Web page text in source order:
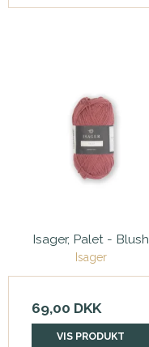
Isager, Palet - Blush
Isager
69,00 DKK
VIS PRODUKT